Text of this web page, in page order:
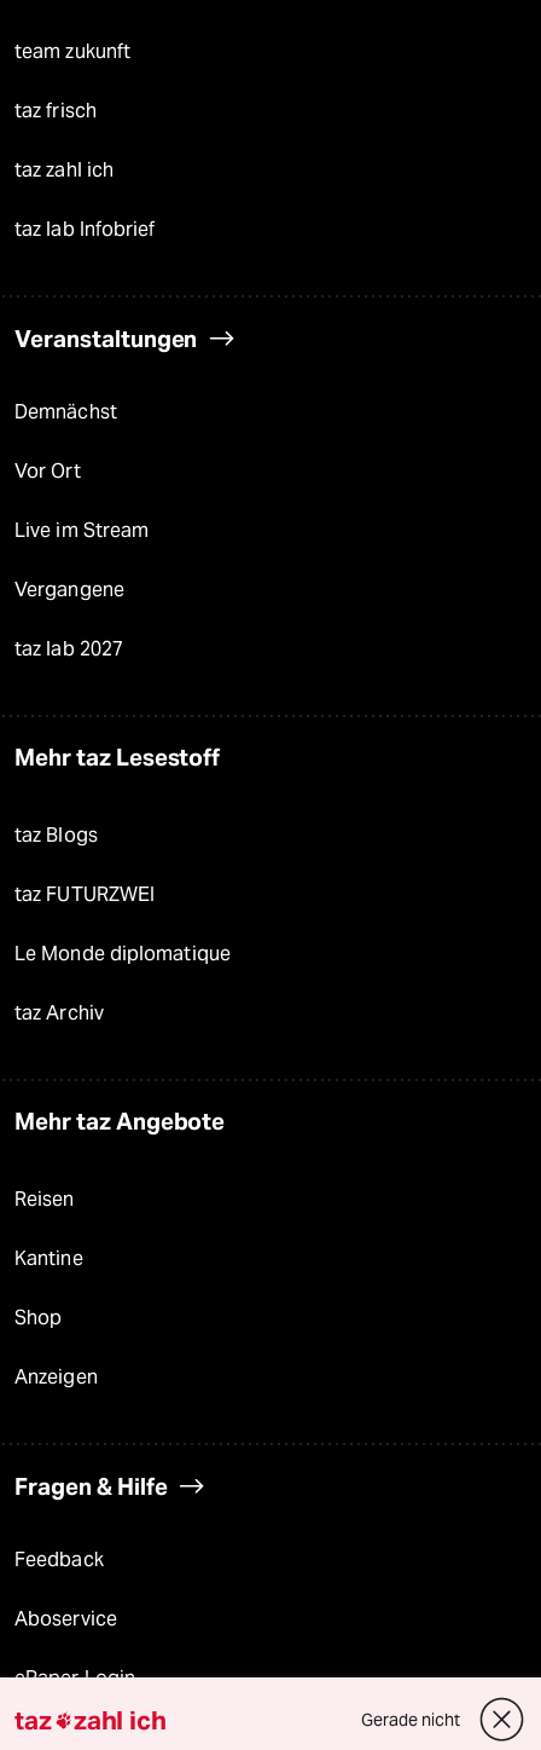
team zukunft
taz frisch
taz zahl ich
taz lab Infobrief
Veranstaltungen
Demnächst
Vor Ort
Live im Stream
Vergangene
taz lab 2027
Mehr taz Lesestoff
taz Blogs
taz FUTURZWEI
Le Monde diplomatique
taz Archiv
Mehr taz Angebote
Reisen
Kantine
Shop
Anzeigen
Fragen & Hilfe
Feedback
Aboservice
ePaper Login
Downloads für Abonnierende
taz zahl ich Gerade nicht